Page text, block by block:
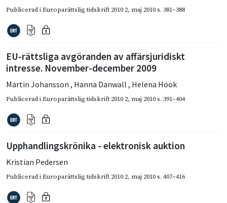
Publicerad iEuroparättslig tidskrift 2010 2, maj 2010s. 381–388
EU-rättsliga avgöranden av affärsjuridiskt
intresse. November-december 2009
Martin Johansson , Hanna Danwall , Helena Höök
Publicerad iEuroparättslig tidskrift 2010 2, maj 2010s. 391–404
Upphandlingskrönika - elektronisk auktion
Kristian Pedersen
Publicerad iEuroparättslig tidskrift 2010 2, maj 2010s. 407–416